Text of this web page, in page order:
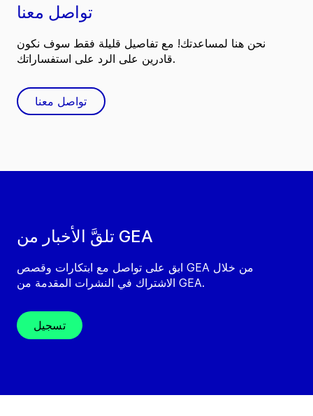
تلقَّ الأخبار من GEA
ابق على تواصل مع ابتكارات وقصص GEA من خلال
الاشتراك في النشرات المقدمة من GEA.
تسجيل
تواصل معنا
نحن هنا لمساعدتك! مع تفاصيل قليلة فقط سوف نكون
قادرين على الرد على استفساراتك.
تواصل معنا